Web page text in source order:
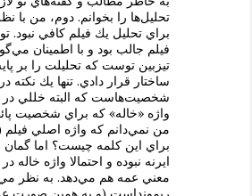
تحليل‌ها را بخوانم. دوم، من با
براي تحليل يك فيلم كافي نبود.
فيلم جالب بود و با اطمينان
تيزبين توست كه تحليلت را بر
ساختار قرار دادي. تنها يك نكته
شخصيت‌هاست كه البته خللي در
واژه «خاله» كه براي شخصيت
من نمي‌دانم كه واژه اصلي فيلم
براي اين كلمه چيست؟ اما گمان
ايرنه نبوده و احتمالا واژه خاله
معني عمه هم مي‌دهد. به نظر